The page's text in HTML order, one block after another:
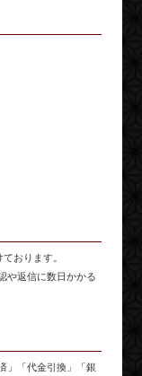
おります。
や返信に数日かかる
」「代金引換」「銀